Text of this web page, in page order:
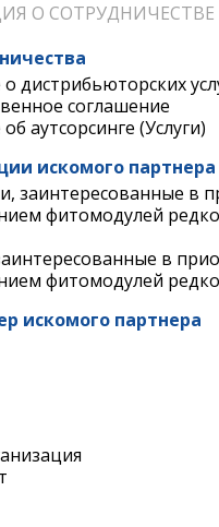
О СОТРУДНИЧЕСТВЕ
дистрибьюторских
соглашение
аутсорсинге (Услуги)
искомого партнера
заинтересованные в
фитомодулей
в
фитомодулей
искомого партнера